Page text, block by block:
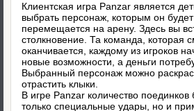
Клиентская игра Panzar является
выбрать персонаж, которым он
перемещается на арену. Здесь вы
столкновение. Та команда, которая
оканчивается, каждому из игроков
новые возможности, а деньги
Выбранный персонаж можно
отрастить клыки.
В игре Panzar количество
только специальные удары, но и